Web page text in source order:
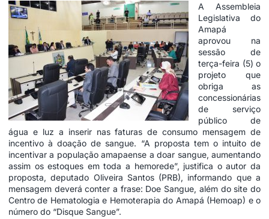
A Assembleia
Legislativa do
Amapá
aprovou na
sessão de
terça-feira (5) o
projeto que
obriga as
concessionárias
de serviço
público de
água e luz a inserir nas faturas de consumo mensagem de
incentivo à doação de sangue. “A proposta tem o intuito de
incentivar a população amapaense a doar sangue, aumentando
assim os estoques em toda a hemorede”, justifica o autor da
proposta, deputado Oliveira Santos (PRB), informando que a
mensagem deverá conter a frase: Doe Sangue, além do site do
Centro de Hematologia e Hemoterapia do Amapá (Hemoap) e o
número do “Disque Sangue”.